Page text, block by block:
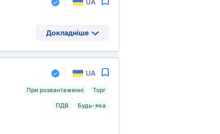
UA
Докладніше
UA
При розвантаженні Торг
ПДВ Будь-яка